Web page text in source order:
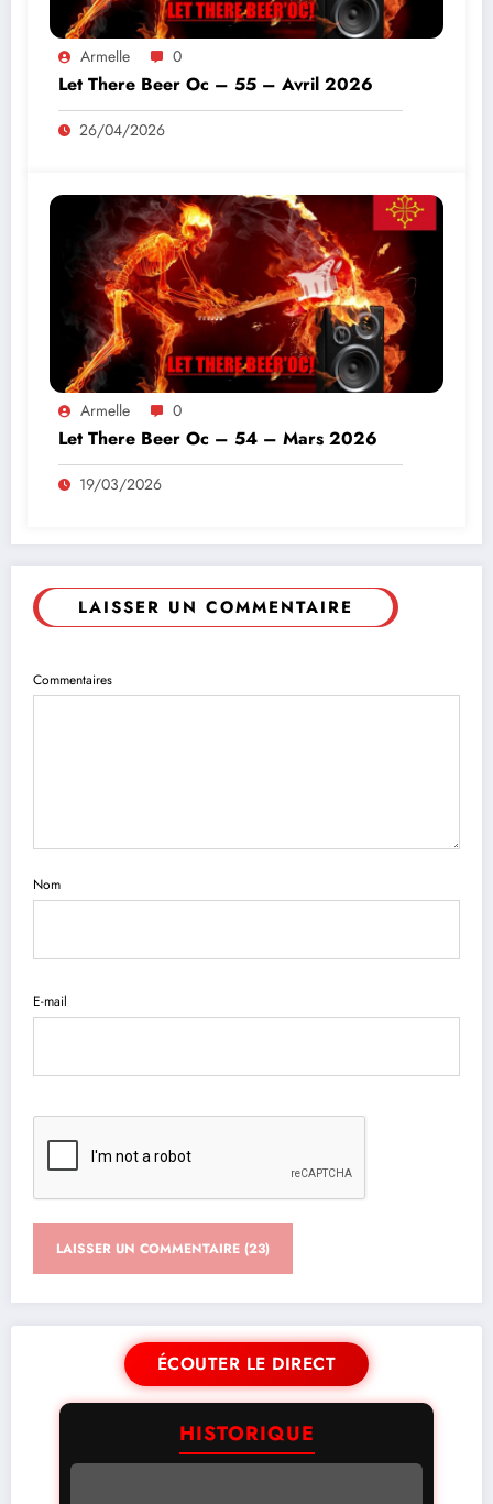
Armelle 0
Let There Beer Oc – 55 – Avril 2026
26/04/2026
Armelle 0
Let There Beer Oc – 54 – Mars 2026
19/03/2026
LAISSER UN COMMENTAIRE
Commentaires
Nom
E-mail
ÉCOUTER LE DIRECT
HISTORIQUE